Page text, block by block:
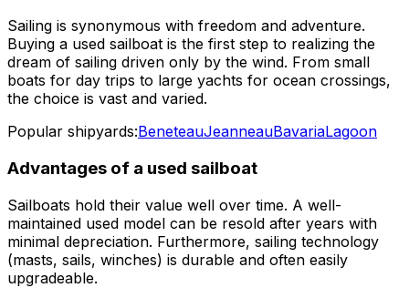
Sailing is synonymous with freedom and adventure.
Buying a used sailboat is the first step to realizing the
dream of sailing driven only by the wind. From small
boats for day trips to large yachts for ocean crossings,
the choice is vast and varied.
Popular shipyards:BeneteauJeanneauBavariaLagoon
Advantages of a used sailboat
Sailboats hold their value well over time. A well-
maintained used model can be resold after years with
minimal depreciation. Furthermore, sailing technology
(masts, sails, winches) is durable and often easily
upgradeable.